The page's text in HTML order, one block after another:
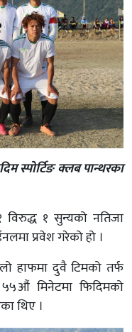
पान्थरका
१ सुन्यको नतिजा
प्रवेश गरेको हो ।
हाफमा दुवै टिमको तर्फ
मिनेटमा फिदिमको
थिए ।